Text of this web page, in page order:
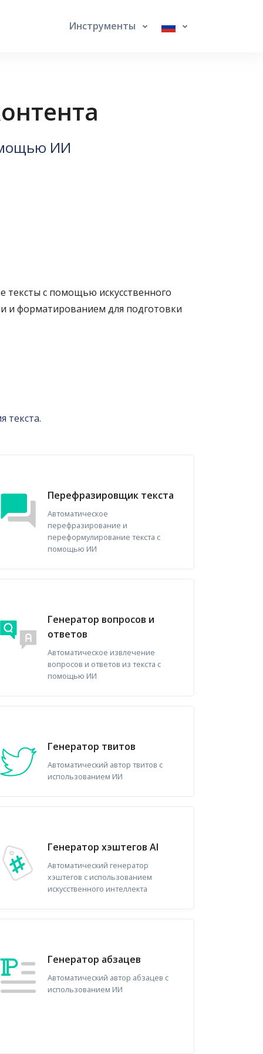
Инструменты
ИИ
тексты с помощью искусственного
и форматированием для подготовки
текста.
Перефразировщик текста
Автоматическое
перефразирование и
переформулирование текста с
помощью ИИ
Генератор вопросов и
ответов
Автоматическое извлечение
вопросов и ответов из текста с
помощью ИИ
Генератор твитов
Автоматический автор твитов с
использованием ИИ
Генератор хэштегов AI
Автоматический генератор
хэштегов с использованием
искусственного интеллекта
Генератор абзацев
Автоматический автор абзацев с
использованием ИИ